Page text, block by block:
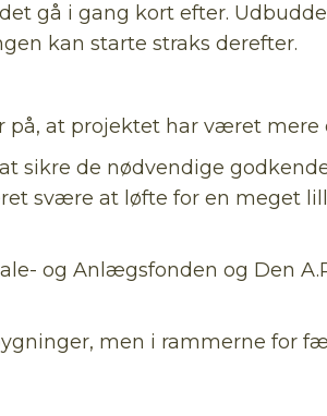
gå i gang kort efter.
kan starte straks derefter.
på, at projektet har været
sikre de nødvendige
svære at løfte for en meget
og Anlægsfonden og Den
men i rammerne for